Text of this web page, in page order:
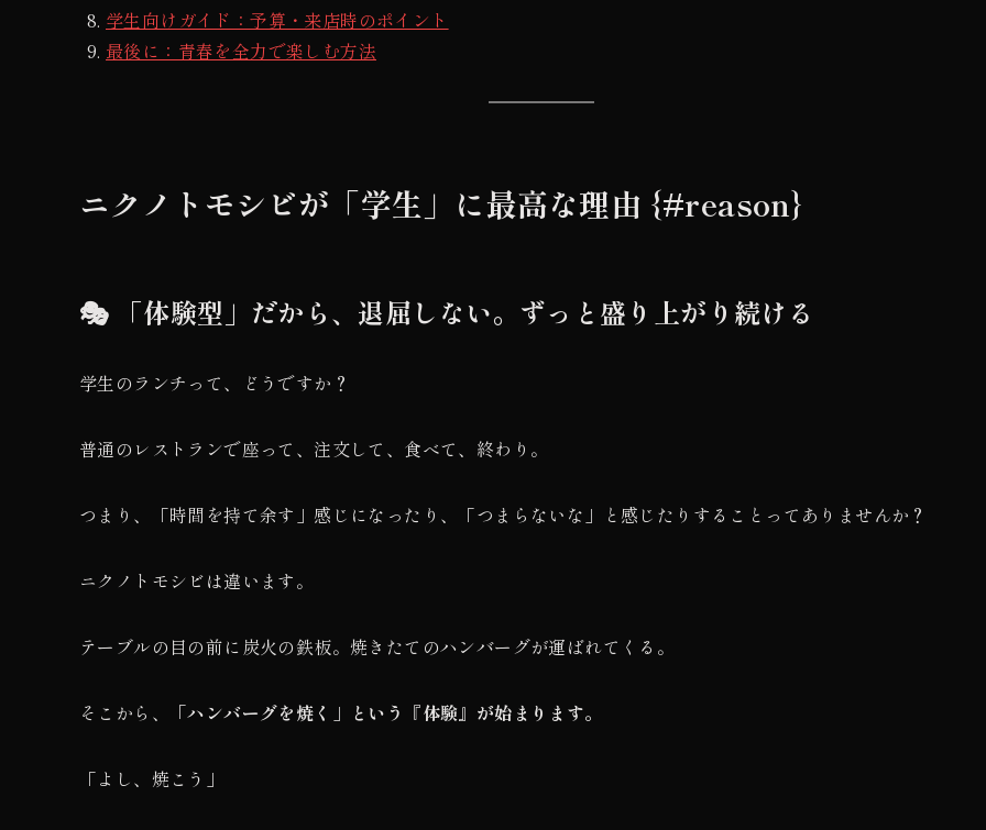
学生向けガイド：予算・来店時のポイント
最後に：青春を全力で楽しむ方法
ニクノトモシビが「学生」に最高な理由 {#reason}
🎭 「体験型」だから、退屈しない。ずっと盛り上がり続ける
学生のランチって、どうですか？
普通のレストランで座って、注文して、食べて、終わり。
つまり、「時間を持て余す」感じになったり、「つまらないな」と感じたりすることってありませんか？
ニクノトモシビは違います。
テーブルの目の前に炭火の鉄板。焼きたてのハンバーグが運ばれてくる。
そこから、 「ハンバーグを焼く」という『体験』が始まります。
「よし、焼こう」